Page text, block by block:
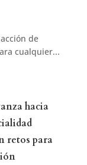
de
cualquier...
hacia
retos para